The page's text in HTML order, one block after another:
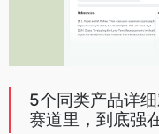
5个同类产品详
赛道里，到底强